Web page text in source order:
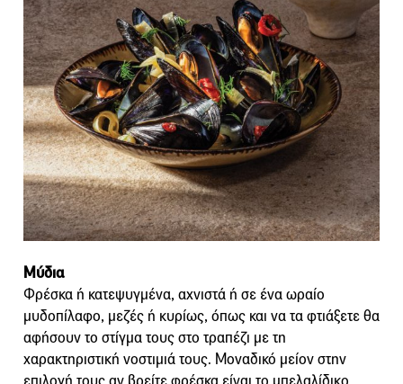
Μύδια
Φρέσκα ή κατεψυγμένα, αχνιστά ή σε ένα ωραίο
μυδοπίλαφο, μεζές ή κυρίως, όπως και να τα φτιάξετε θα
αφήσουν το στίγμα τους στο τραπέζι με τη
χαρακτηριστική νοστιμιά τους. Μοναδικό μείον στην